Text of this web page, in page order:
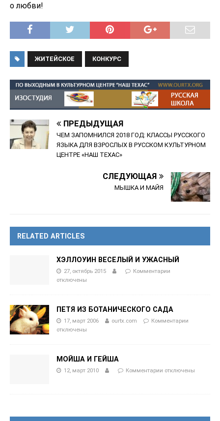
о любви!
ЖИТЕЙСКОЕ КОНКУРС
ПРЕДЫДУЩАЯ
ЧЕМ ЗАПОМНИЛСЯ 2018 ГОД: КЛАССЫ РУССКОГО
ЯЗЫКА ДЛЯ ВЗРОСЛЫХ В РУССКОМ КУЛЬТУРНОМ
ЦЕНТРЕ «НАШ ТЕХАС»
СЛЕДУЮЩАЯ
МЫШКА И МАЙЯ
RELATED ARTICLES
ХЭЛЛОУИН ВЕСЕЛЫЙ И УЖАСНЫЙ
27, октябрь 2015
Комментарии
отключены
ПЕТЯ ИЗ БОТАНИЧЕСКОГО САДА
17, март 2006 ourtx.com
Комментарии
отключены
МОЙША И ГЕЙША
12, март 2010 Комментарии отключены